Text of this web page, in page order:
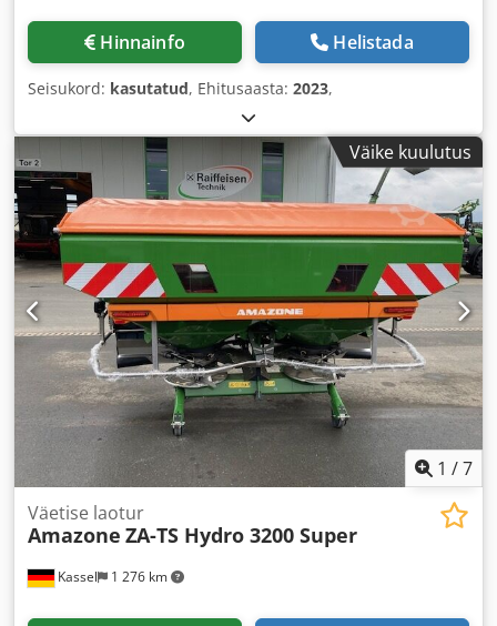
Hinnainfo Helistada
Seisukord: kasutatud, Ehitusaasta: 2023,
Väike kuulutus
1 /7
Kassel 1 276 km
Väetise laotur
Amazone ZA-TS Hydro 3200 Super